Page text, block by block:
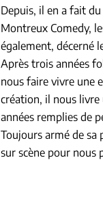
Depuis, il en a fait
Montreux Comedy,
également, décerné
Après trois années
nous faire vivre une
création, il nous livre
années remplies de
Toujours armé de
sur scène pour